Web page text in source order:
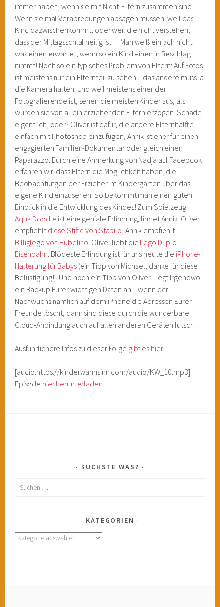
immer haben, wenn sie mit Nicht-Eltern zusammen sind.
Wenn sie mal Verabredungen absagen müssen, weil das
Kind dazwischenkommt, oder weil die nicht verstehen,
dass der Mittagsschlaf heilig ist… Man weiß einfach nicht,
was einen erwartet, wenn so ein Kind einen in Beschlag
nimmt! Noch so ein typisches Problem von Eltern: Auf Fotos
ist meistens nur ein Elternteil zu sehen – das andere muss ja
die Kamera halten. Und weil meistens einer der
Fotografierende ist, sehen die meisten Kinder aus, als
würden sie von allein erziehenden Eltern erzogen. Schade
eigentlich, oder? Oliver ist dafür, die andere Elternhälfte
einfach mit Photoshop einzufügen, Annik ist eher für einen
engagierten Familien-Dokumentar oder gleich einen
Paparazzo. Durch eine Anmerkung von Nadja auf Facebook
erfahren wir, dass Eltern die Möglichkeit haben, die
Beobachtungen der Erzieher im Kindergarten über das
eigene Kind einzusehen. So bekommt man einen guten
Einblick in die Entwicklung des Kindes! Zum Spielzeug:
Aqua Doodle ist eine geniale Erfindung, findet Annik. Oliver
empfiehltdiese Stifte von Stabilo, Annik empfiehlt
Billiglego von Hubelino. Oliver liebt die Lego Duplo
Eisenbahn. Blödeste Erfindung ist für uns heute die iPhone-
Halterung für Babys (ein Tipp von Michael, danke für diese
Belustigung!). Und noch ein Tipp von Oliver: Legt irgendwo
ein Backup Eurer wichtigen Daten an – wenn der
Nachwuchs nämlich auf dem iPhone die Adressen Eurer
Freunde löscht, dann sind diese durch die wunderbare
Cloud-Anbindung auch auf allen anderen Geräten futsch…
Ausführlichere Infos zu dieser Folge gibt es hier.
[audio:https://kinderwahnsinn.com/audio/KW_10.mp3]
Episode hier herunterladen.
SUCHSTE WAS?
Suchen
KATEGORIEN
Kategorien